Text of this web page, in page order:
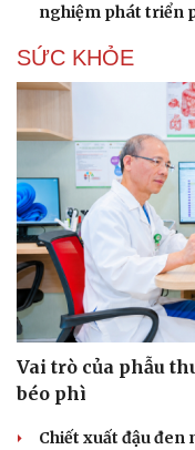
nghiệm phát triển
SỨC KHỎE
Vai trò của phẫu
béo phì
Chiết xuất đậu đen